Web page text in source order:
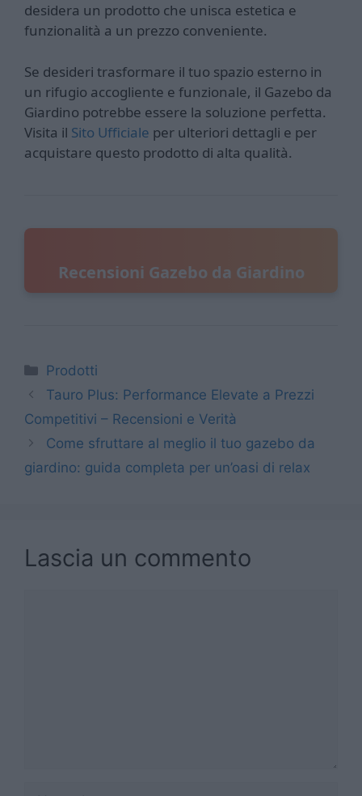
desidera un prodotto che unisca estetica e
funzionalità a un prezzo conveniente.
Se desideri trasformare il tuo spazio esterno in
un rifugio accogliente e funzionale, il Gazebo da
Giardino potrebbe essere la soluzione perfetta.
Visita il Sito Ufficiale per ulteriori dettagli e per
acquistare questo prodotto di alta qualità.
Recensioni Gazebo da Giardino
Categorie
Prodotti
Tauro Plus: Performance Elevate a Prezzi
Competitivi – Recensioni e Verità
Come sfruttare al meglio il tuo gazebo da
giardino: guida completa per un’oasi di relax
Lascia un commento